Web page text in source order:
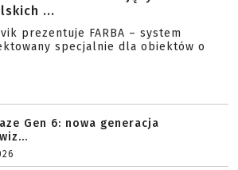
...
prezentuje FARBA – system
specjalnie dla obiektów o
Gen 6: nowa generacja